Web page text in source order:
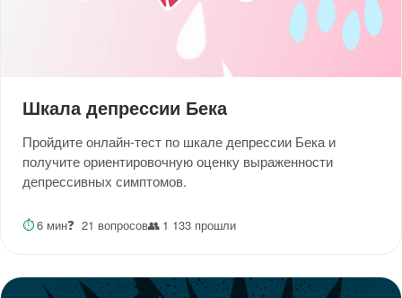
Шкала депрессии Бека
Пройдите онлайн-тест по шкале депрессии Бека и
получите ориентировочную оценку выраженности
депрессивных симптомов.
⏱6 мин❓ 21 вопросов👥 1 133 прошли